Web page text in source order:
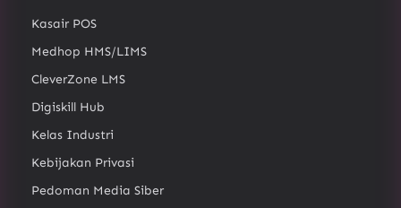
Kasair POS
Medhop HMS/LIMS
CleverZone LMS
Digiskill Hub
Kelas Industri
Kebijakan Privasi
Pedoman Media Siber